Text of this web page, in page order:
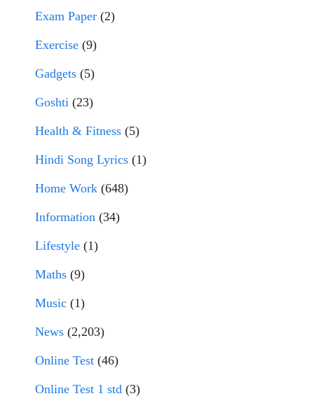
Exam Paper (2)
Exercise (9)
Gadgets (5)
Goshti (23)
Health & Fitness (5)
Hindi Song Lyrics (1)
Home Work (648)
Information (34)
Lifestyle (1)
Maths (9)
Music (1)
News (2,203)
Online Test (46)
Online Test 1 std (3)